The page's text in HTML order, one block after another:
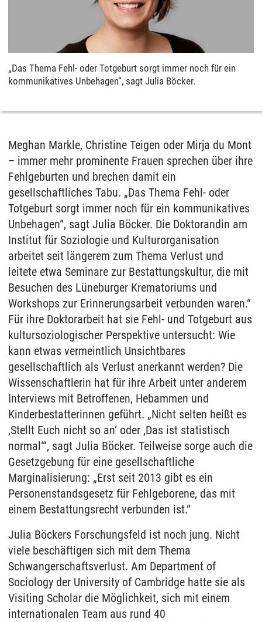
„Das Thema Fehl- oder Totgeburt sorgt immer noch für ein
kommunikatives Unbehagen“, sagt Julia Böcker.
Meghan Markle, Christine Teigen oder Mirja du Mont
– immer mehr prominente Frauen sprechen über ihre
Fehlgeburten und brechen damit ein
gesellschaftliches Tabu. „Das Thema Fehl- oder
Totgeburt sorgt immer noch für ein kommunikatives
Unbehagen“, sagt Julia Böcker. Die Doktorandin am
Institut für Soziologie und Kulturorganisation
arbeitet seit längerem zum Thema Verlust und
leitete etwa Seminare zur Bestattungskultur, die mit
Besuchen des Lüneburger Krematoriums und
Workshops zur Erinnerungsarbeit verbunden waren.“
Für ihre Doktorarbeit hat sie Fehl- und Totgeburt aus
kultursoziologischer Perspektive untersucht: Wie
kann etwas vermeintlich Unsichtbares
gesellschaftlich als Verlust anerkannt werden? Die
Wissenschaftlerin hat für ihre Arbeit unter anderem
Interviews mit Betroffenen, Hebammen und
Kinderbestatterinnen geführt. „Nicht selten heißt es
,Stellt Euch nicht so an‘ oder ,Das ist statistisch
normal‘“, sagt Julia Böcker. Teilweise sorge auch die
Gesetzgebung für eine gesellschaftliche
Marginalisierung: „Erst seit 2013 gibt es ein
Personenstandsgesetz für Fehlgeborene, das mit
einem Bestattungsrecht verbunden ist.“
Julia Böckers Forschungsfeld ist noch jung. Nicht
viele beschäftigen sich mit dem Thema
Schwangerschaftsverlust. Am Department of
Sociology der University of Cambridge hatte sie als
Visiting Scholar die Möglichkeit, sich mit einem
internationalen Team aus rund 40